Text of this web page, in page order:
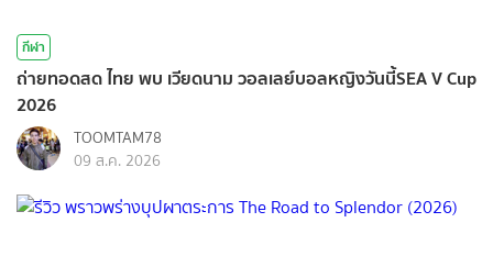
กีฬา
ถ่ายทอดสด ไทย พบ เวียดนาม วอลเลย์บอลหญิงวันนี้SEA V Cup
2026
TOOMTAM78
09 ส.ค. 2026